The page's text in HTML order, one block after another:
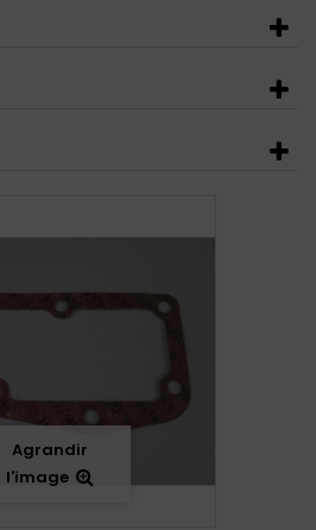
Agrandir
l'image